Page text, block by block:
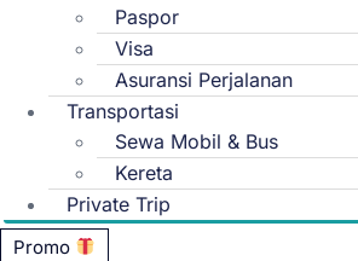
Paspor
Visa
Asuransi Perjalanan
Transportasi
Sewa Mobil & Bus
Kereta
Private Trip
Promo